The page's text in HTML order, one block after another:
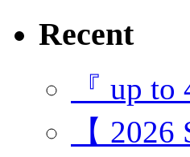
Recent
『 up
【